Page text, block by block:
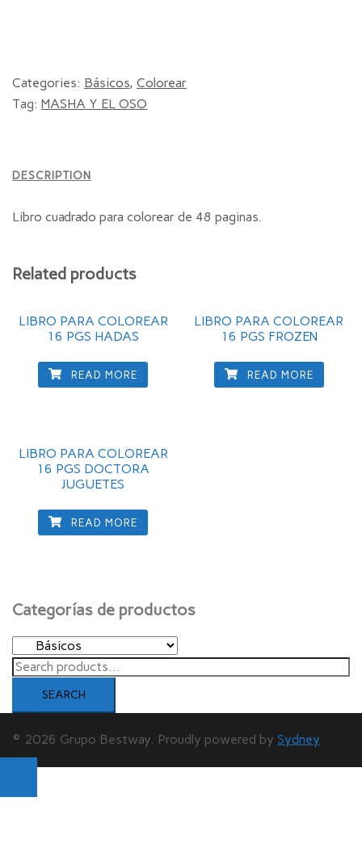
Categories: Básicos, Colorear
Tag: MASHA Y EL OSO
DESCRIPTION
Libro cuadrado para colorear de 48 paginas.
Related products
LIBRO PARA COLOREAR
16 PGS HADAS
READ MORE
LIBRO PARA COLOREAR
16 PGS FROZEN
READ MORE
LIBRO PARA COLOREAR
16 PGS DOCTORA
JUGUETES
READ MORE
Categorías de productos
Search
SEARCH
© 2026 Grupo Bestway. Proudly powered by Sydney